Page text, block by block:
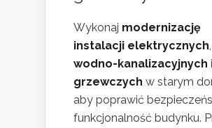
Wykonaj modernizację
instalacji elektrycznych
wodno-kanalizacyjnych i
grzewczych w starym
aby poprawić
funkcjonalność budynku.